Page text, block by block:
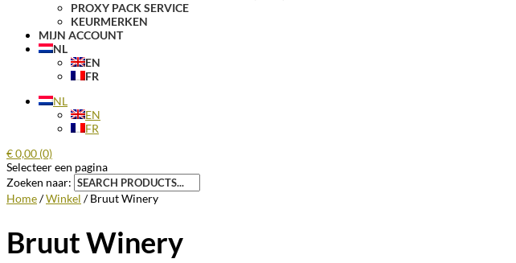
PROXY PACK SERVICE
KEURMERKEN
MIJN ACCOUNT
NL
EN
FR
NL
EN
FR
€0,00 (0)
Selecteer een pagina
Zoeken naar:
Home/Winkel / Bruut Winery
Bruut Winery